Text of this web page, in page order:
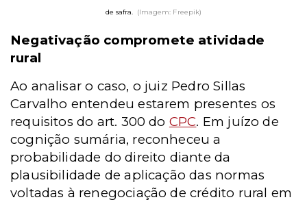
de safra. (Imagem: Freepik)
Negativação compromete atividade
rural
Ao analisar o caso, o juiz Pedro Sillas
Carvalho entendeu estarem presentes os
requisitos do art. 300 do CPC. Em juízo de
cognição sumária, reconheceu a
probabilidade do direito diante da
plausibilidade de aplicação das normas
voltadas à renegociação de crédito rural em